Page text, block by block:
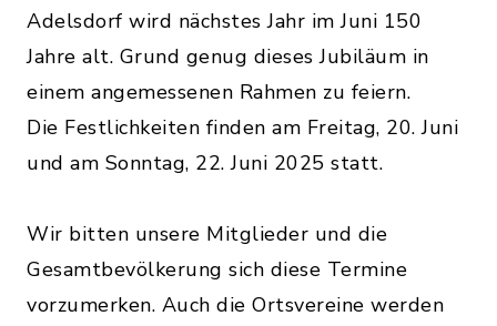
Adelsdorf wird nächstes Jahr im Juni 150
Jahre alt. Grund genug dieses Jubiläum in
einem angemessenen Rahmen zu feiern.
Die Festlichkeiten finden am Freitag, 20. Juni
und am Sonntag, 22. Juni 2025 statt.
Wir bitten unsere Mitglieder und die
Gesamtbevölkerung sich diese Termine
vorzumerken. Auch die Ortsvereine werden